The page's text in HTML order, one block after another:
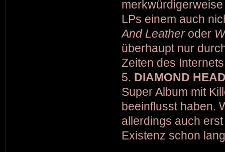
LPs einem auch
And Leatheroder
überhaupt nur
Zeiten des
5. DIAMOND
Super Album mit
beeinflusst haben.
allerdings auch
Existenz schon